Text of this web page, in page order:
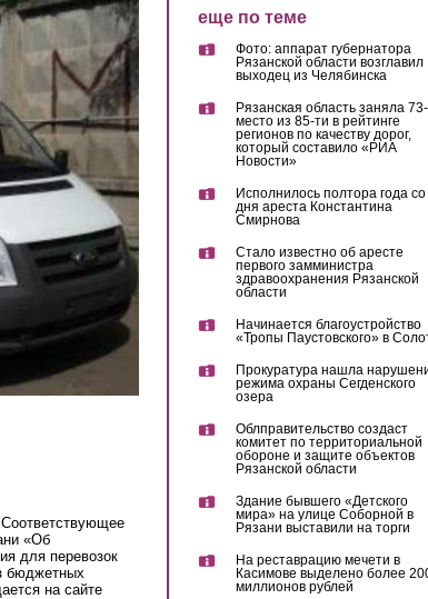
«Об
для перевозок
бюджетных
на сайте
еще по теме
Фото: аппарат губернатора
Рязанской области возглавил
выходец из Челябинска
Рязанская область заняла
место из 85-ти в рейтинге
регионов по качеству дорог,
который составило «РИА
Новости»
Исполнилось полтора года со
дня ареста Константина
Смирнова
Стало известно об аресте
первого замминистра
здравоохранения Рязанской
области
Начинается благоустройство
«Тропы Паустовского» в
Прокуратура нашла
режима охраны Сегденского
озера
Облправительство создаст
комитет по территориальной
обороне и защите объектов
Рязанской области
Здание бывшего «Детского
мира» на улице Соборной в
Рязани выставили на торги
На реставрацию мечети в
Касимове выделено более
миллионов рублей